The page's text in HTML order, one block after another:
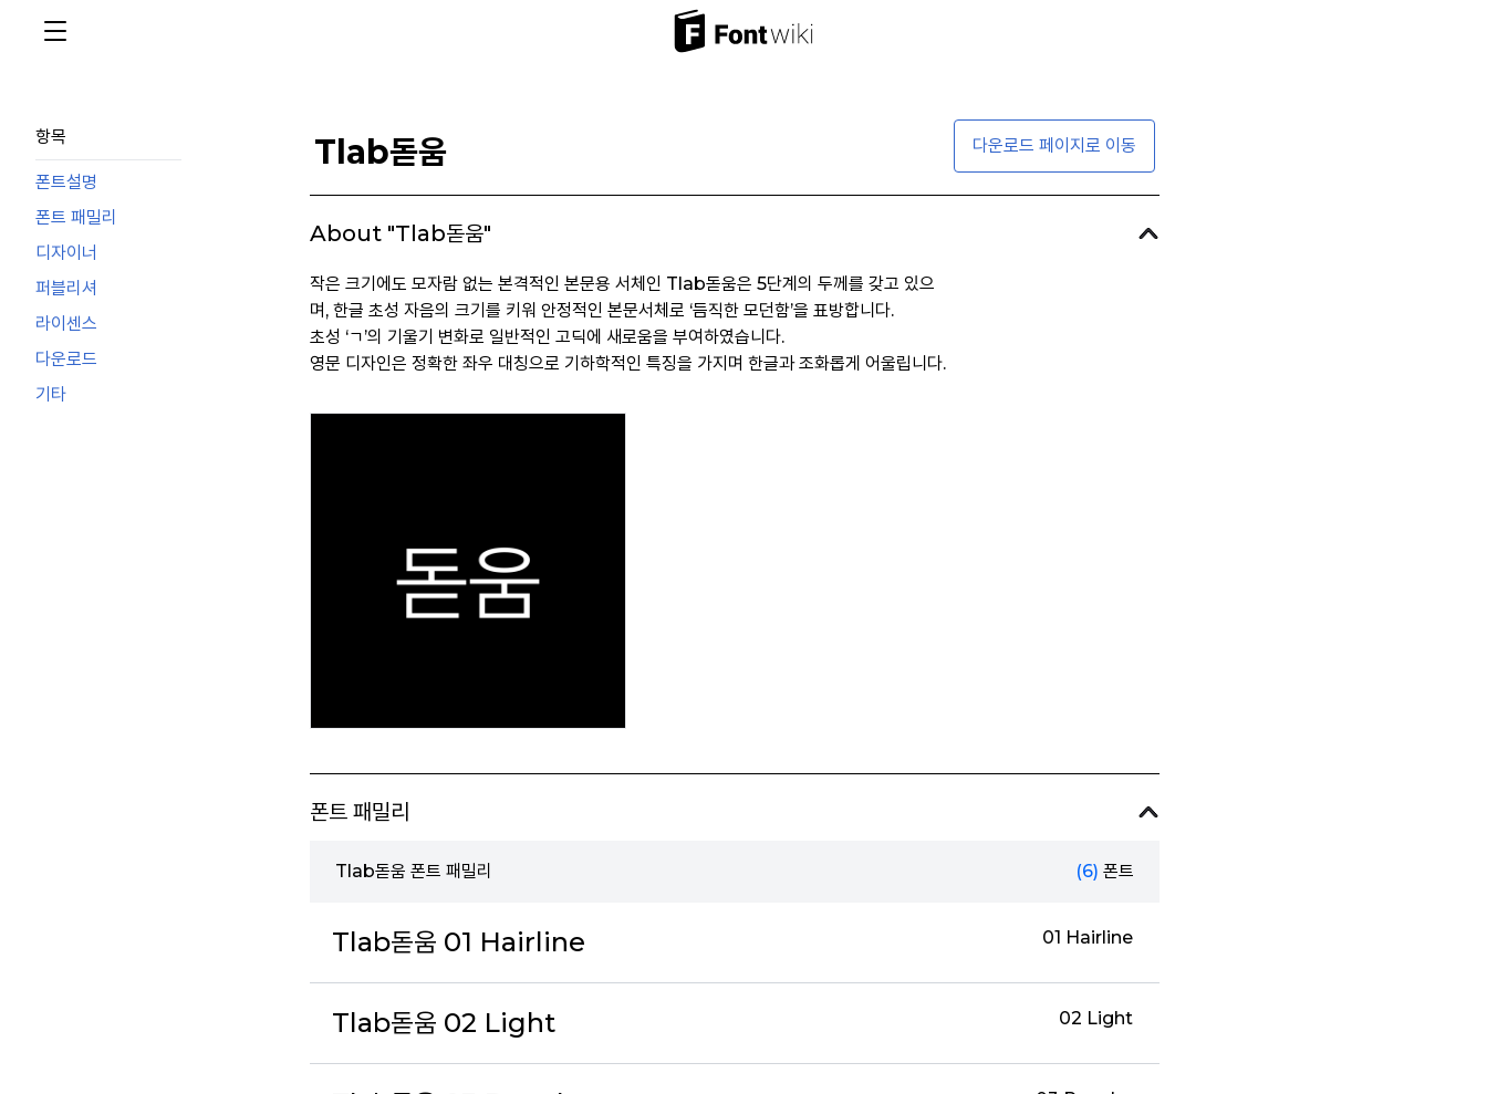
항목
폰트설명
폰트 패밀리
디자이너
퍼블리셔
라이센스
다운로드
기타
Tlab돋움 다운로드 페이지로 이동
About "Tlab돋움"
작은 크기에도 모자람 없는 본격적인 본문용 서체인 Tlab돋움은 5단계의 두께를 갖고 있으
며, 한글 초성 자음의 크기를 키워 안정적인 본문서체로 ‘듬직한 모던함’을 표방합니다.
초성 ‘ㄱ’의 기울기 변화로 일반적인 고딕에 새로움을 부여하였습니다.
영문 디자인은 정확한 좌우 대칭으로 기하학적인 특징을 가지며 한글과 조화롭게 어울립니다.
폰트 패밀리
Tlab돋움 폰트 패밀리 (6) 폰트
Tlab돋움 01 Hairline 01 Hairline
Tlab돋움 02 Light 02 Light